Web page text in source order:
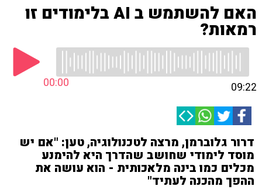
האם להשתמש ב AI בלימודים זו
רמאות?
00:00 09:22
דרור גלוברמן, מרצה לטכנולוגיה, טען: "אם יש
מוסד לימודי שחושב שהדרך היא להימנע
מכלים כמו בינה מלאכותית - הוא עושה את
ההפך מהכנה לעתיד"